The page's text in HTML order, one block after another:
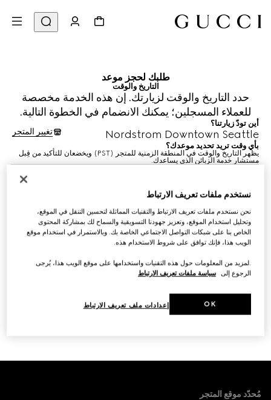
طلبك لحجز موعد
التاريخ والوقت
حدد التاريخ والوقت لزيارتك. إن هذه الخدمة مخصصة
للعملاء المسجلين؛ يمكنك الانضمام في الخطوة التالية.
أين تودّ زيارتنا؟
Nordstrom Downtown Seattle تغيير المتجر
بأي وقت تريد تحديد موعدك؟
يظهر التاريخ والوقت في المنطقة الزمنية للمتجر (PST) ويخضعان للتأكيد من قِبل
مستشار خدمة الزبائن الذي يساعدك.
اختيار الوقت*
التالي
Footer
مُحدّد موقع المتجر
نستخدم ملفات تعريف الارتباط
نحن نستخدم ملفات تعريف الارتباط والتقنيات المماثلة لتحسين التنقل في الموقع،
وتحليل استخدام الموقع، وتعزيز جهودنا التسويقية والسماح لك بمشاركة المحتوى
الخاص بنا على شبكات التواصل الاجتماعي الخاصة بك. وبالاستمرار في استخدام موقع
الويب هذا، فإنك توافق على شروط الاستخدام هذه.
.لمزيد من المعلومات حول هذه التقنيات واستخدامها على موقع الويب هذا، يُرجى
الرجوع إلى سياسة ملفات تعريف الارتباط
إعدادات ملف تعريف الارتباط OK